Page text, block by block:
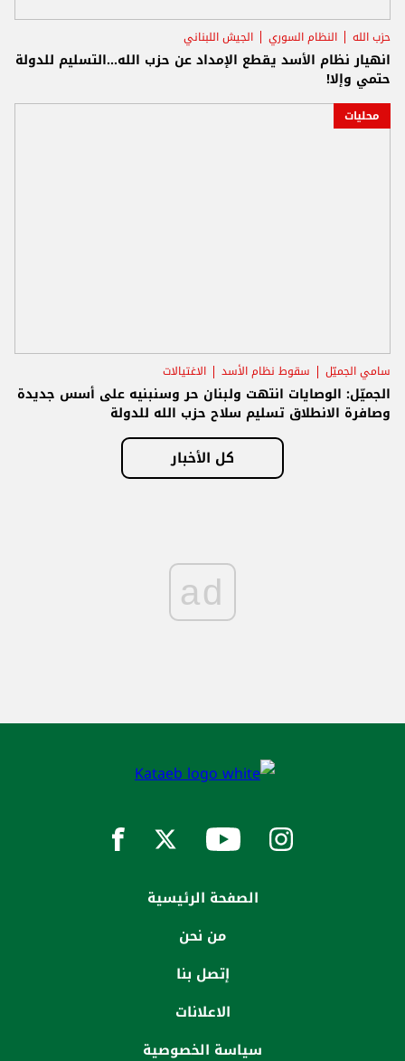
حزب الله النظام السوري الجيش اللبناني
انهيار نظام الأسد يقطع الإمداد عن حزب الله...التسليم للدولة
حتمي وإلا!
محليات
سامي الجميّل سقوط نظام الأسد الاغتيالات
الجميّل: الوصايات انتهت ولبنان حر وسنبنيه على أسس جديدة
وصافرة الانطلاق تسليم سلاح حزب الله للدولة
كل الأخبار
ad
الصفحة الرئيسية
من نحن
إتصل بنا
الاعلانات
سياسة الخصوصية